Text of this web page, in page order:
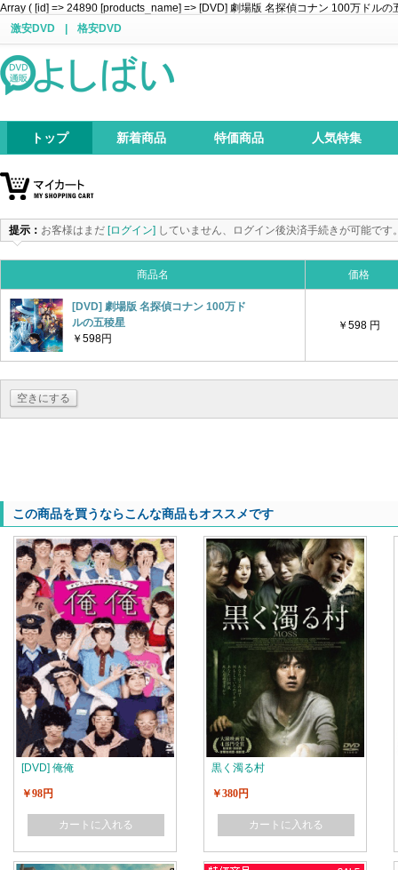
Array ( [id] => 24890 [products_name] => [DVD] 劇場版 名探偵コナン 100万ドルの
激安DVD
格安DVD
トップ 新着商品 特価商品 人気特集
提示： お客様はまだ [ログイン] していません、ログイン後決済手続きが可能です
商品名 価格
[DVD] 劇場版 名探偵コナン 100万ド
ルの五稜星
￥598円
￥598 円
空きにする
この商品を買うならこんな商品もオススメです
[DVD] 俺俺
￥98円
カートに入れる
黒く濁る村
￥380円
カートに入れる